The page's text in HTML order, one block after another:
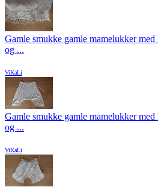
Gamle smukke gamle mamelukker
og ...
ViKaLi
Gamle smukke gamle mamelukker
og ...
ViKaLi